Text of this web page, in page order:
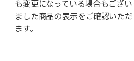
も変更になっている場合もござ
ました商品の表示をご確認いた
ます。